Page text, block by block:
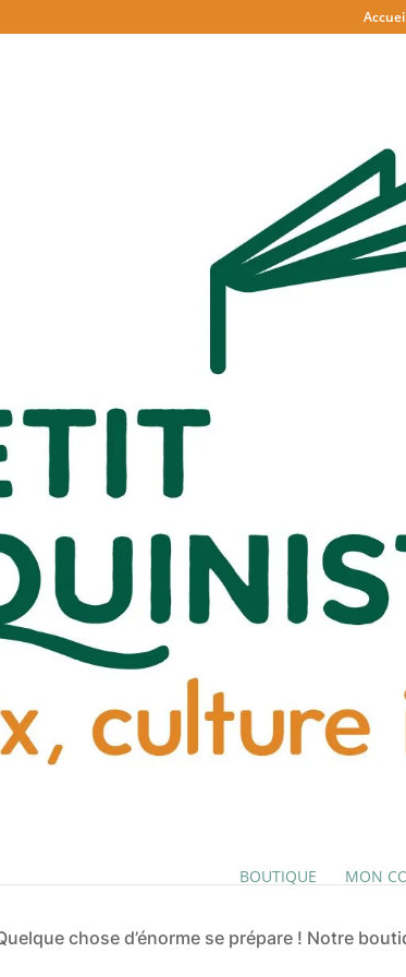
BOUTIQUE MON
chose d’énorme se prépare ! Notre